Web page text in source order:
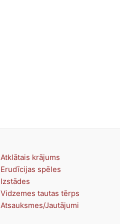
Atklātais krājums
Erudīcijas spēles
Izstādes
Vidzemes tautas tērps
Atsauksmes/Jautājumi